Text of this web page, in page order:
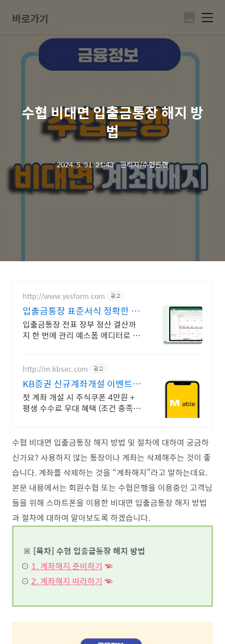
바로가기 메
수협 비대면 입출금통장 해지 방
법
2024. 5. 31. 21:43ㆍ관리자/수협은행
http://www.yesform.com 광고
입출금통장 표준서식 정확한 회
계재무 관리
입출금통장 전표 장부 정산 결산까
지 한 번에 관리 예스폼 에디터로 자
http://m.kbsec.com 광고
KB증권 신규계좌개설 이벤트
국내주식쿠폰 최대 5만원
첫 계좌 개설 시 주식쿠폰 4만원 +
평생 수수료 우대 혜택 (조건 충족
수협 비대면 입출금통장 해지 방법 및 절차에 대하여 궁금하
신가요? 사용하지 않는 통장이나 계좌는 삭제해주는 것이 좋
습니다. 계좌를 삭제하는 것을 “계좌해지”라고 말하는데요.
본문 내용에서는 회원수협 또는 수협은행을 이용중인 고객님
들을 위해 스마트폰을 이용한 비대면 입출금통장 해지 방법
과 절차에 대하여 알아보도록 하겠습니다.
※ [목차] 수협 입출금통장 해지 방법
⊙ 1. 계좌해지 준비하기 ☜
⊙ 2. 계좌해지 따라하기 ☜